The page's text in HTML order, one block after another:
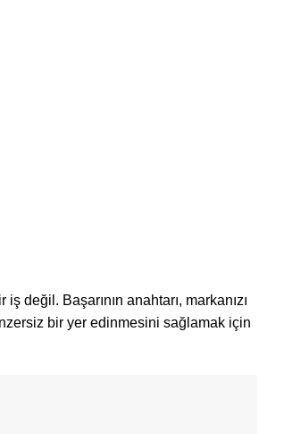
değil. Başarının anahtarı, markanızı
bir yer edinmesini sağlamak için